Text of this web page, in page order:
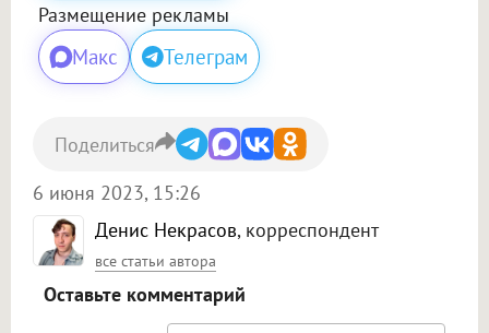
Размещение рекламы
Макс Телеграм
Денис Некрасов, корреспондент
все статьи автора
6 июня 2023, 15:26
Поделиться
Оставьте комментарий